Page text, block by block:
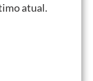
atual.